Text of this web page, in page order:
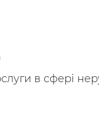
в сфері